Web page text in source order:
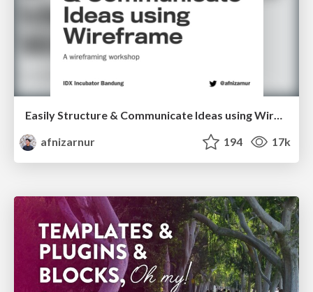
Easily Structure & Communicate Ideas using Wireframe
afnizarnur
194 17k